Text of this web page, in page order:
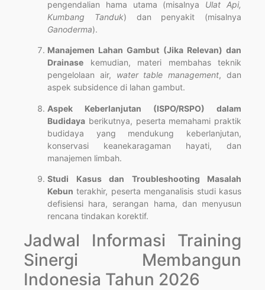
pengendalian hama utama (misalnya Ulat Api,
Kumbang Tanduk) dan penyakit (misalnya
Ganoderma).
Manajemen Lahan Gambut (Jika Relevan) dan
Drainase kemudian, materi membahas teknik
pengelolaan air, water table management, dan
aspek subsidence di lahan gambut.
Aspek Keberlanjutan (ISPO/RSPO) dalam
Budidaya berikutnya, peserta memahami praktik
budidaya yang mendukung keberlanjutan,
konservasi keanekaragaman hayati, dan
manajemen limbah.
Studi Kasus dan Troubleshooting Masalah
Kebun terakhir, peserta menganalisis studi kasus
defisiensi hara, serangan hama, dan menyusun
rencana tindakan korektif.
Jadwal Informasi Training
Sinergi Membangun
Indonesia Tahun 2026